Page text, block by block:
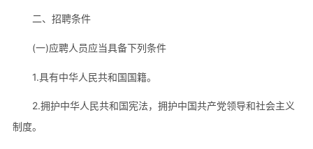
二、招聘条件
(一)应聘人员应当具备下列条件
1.具有中华人民共和国国籍。
2.拥护中华人民共和国宪法，拥护中国共产党领导和社会主义
制度。